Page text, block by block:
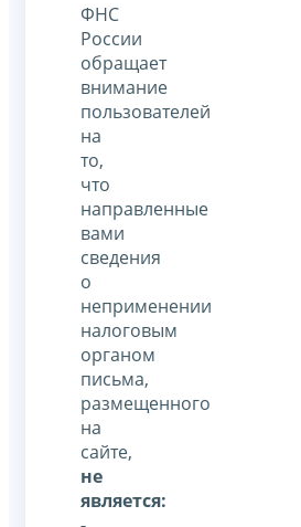
ФНС
России
обращает
внимание
пользователей
на
то,
что
направленные
вами
сведения
о
неприменении
налоговым
органом
письма,
размещенного
на
сайте,
не
является: